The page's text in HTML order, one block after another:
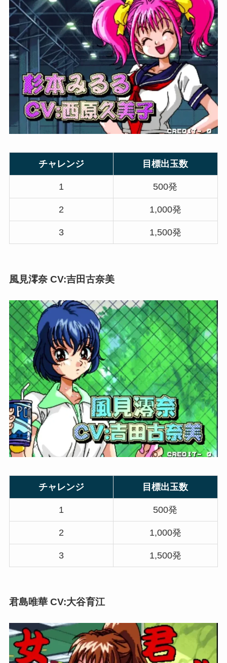
チャレンジ 目標出玉数
1 500発
2 1,000発
3 1,500発
風見澪奈 CV:吉田古奈美
チャレンジ 目標出玉数
1 500発
2 1,000発
3 1,500発
君島唯華 CV:大谷育江